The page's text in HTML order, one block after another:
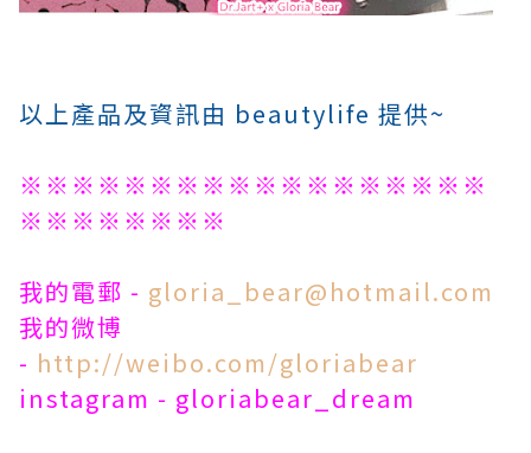
以上產品及資訊由 beautylife 提供~
※※※※※※※※※※※※※※※※※※
※※※※※※※※
我的電郵 - gloria_bear@hotmail.com
我的微博
- http://weibo.com/gloriabear
instagram - gloriabear_dream